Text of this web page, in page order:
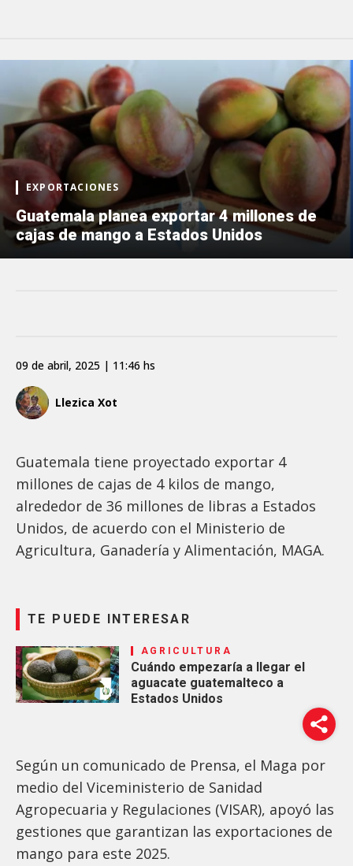
EXPORTACIONES
Guatemala planea exportar 4 millones de
cajas de mango a Estados Unidos
Llezica Xot
09 de abril, 2025 | 11:46 hs
Guatemala tiene proyectado exportar 4
millones de cajas de 4 kilos de mango,
alrededor de 36 millones de libras a Estados
Unidos, de acuerdo con el Ministerio de
Agricultura, Ganadería y Alimentación, MAGA.
TE PUEDE INTERESAR
AGRICULTURA
Cuándo empezaría a llegar el
aguacate guatemalteco a
Estados Unidos
Según un comunicado de Prensa, el Maga por
medio del Viceministerio de Sanidad
Agropecuaria y Regulaciones (VISAR), apoyó las
gestiones que garantizan las exportaciones de
mango para este 2025.